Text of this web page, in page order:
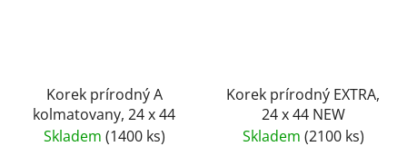
Korek prírodný A
kolmatovany, 24 x 44
Skladem (1400 ks)
Korek prírodný EXTRA,
24 x 44 NEW
Skladem (2100 ks)